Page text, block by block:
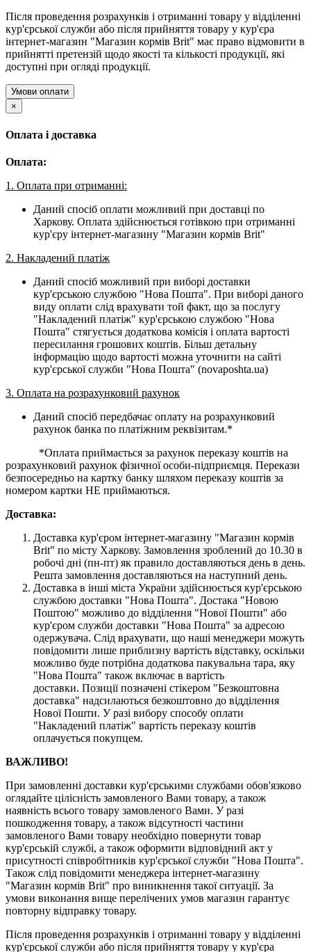
Після проведення розрахунків і отриманні товару у відділенні
кур'єрської служби або після прийняття товару у кур'єра
інтернет-магазин "Магазин кормів Brit" має право відмовити в
прийнятті претензій щодо якості та кількості продукції, які
доступні при огляді продукції.
Умови оплати
×
Оплата і доставка
Оплата:
1. Оплата при отриманні:
Даний спосіб оплати можливий при доставці по
Харкову. Оплата здійснюється готівкою при отриманні
кур'єру інтернет-магазину "Магазин кормів Brit"
2. Накладений платіж
Даний спосіб можливий при виборі доставки
кур'єрською службою "Нова Пошта". При виборі даного
виду оплати слід врахувати той факт, що за послугу
"Накладений платіж" кур'єрською службою "Нова
Пошта" стягується додаткова комісія і оплата вартості
пересилання грошових коштів. Більш детальну
інформацію щодо вартості можна уточнити на сайті
кур'єрської служби "Нова Пошта" (novaposhta.ua)
3. Оплата на розрахунковий рахунок
Даний спосіб передбачає оплату на розрахунковий
рахунок банка по платіжним реквізитам.*
*Оплата приймається за рахунок переказу коштів на
розрахунковий рахунок фізичної особи-підприємця. Перекази
безпосередньо на картку банку шляхом переказу коштів за
номером картки НЕ приймаються.
Доставка:
Доставка кур'єром інтернет-магазину "Магазин кормів
Brit" по місту Харкову. Замовлення зроблений до 10.30 в
робочі дні (пн-пт) як правило доставляються день в день.
Решта замовлення доставляються на наступний день.
Доставка в інші міста України здійснюється кур'єрською
службою доставки "Нова Пошта". Достака "Новою
Поштою" можливо до відділення "Нової Пошти" або
кур'єром служби доставки "Нова Пошта" за адресою
одержувача. Слід врахувати, що наші менеджери можуть
повідомити лише приблизну вартість відставку, оскільки
можливо буде потрібна додаткова пакувальна тара, яку
"Нова Пошта" також включає в вартість
доставки. Позиції позначені стікером "Безкоштовна
доставка" надсилаються безкоштовно до відділення
Нової Пошти. У разі вибору способу оплати
"Накладений платіж" вартість переказу коштів
оплачується покупцем.
ВАЖЛИВО!
При замовленні доставки кур'єрськими службами обов'язково
оглядайте цілісність замовленого Вами товару, а також
наявність всього товару замовленого Вами. У разі
пошкодження товару, а також відсутності частини
замовленого Вами товару необхідно повернути товар
кур'єрській службі, а також оформити відповідний акт у
присутності співробітників кур'єрської служби "Нова Пошта".
Також слід повідомити менеджера інтернет-магазину
"Магазин кормів Brit" про виникнення такої ситуації. За
умови виконання вище перелічених умов магазин гарантує
повторну відправку товару.
Після проведення розрахунків і отриманні товару у відділенні
кур'єрської служби або після прийняття товару у кур'єра